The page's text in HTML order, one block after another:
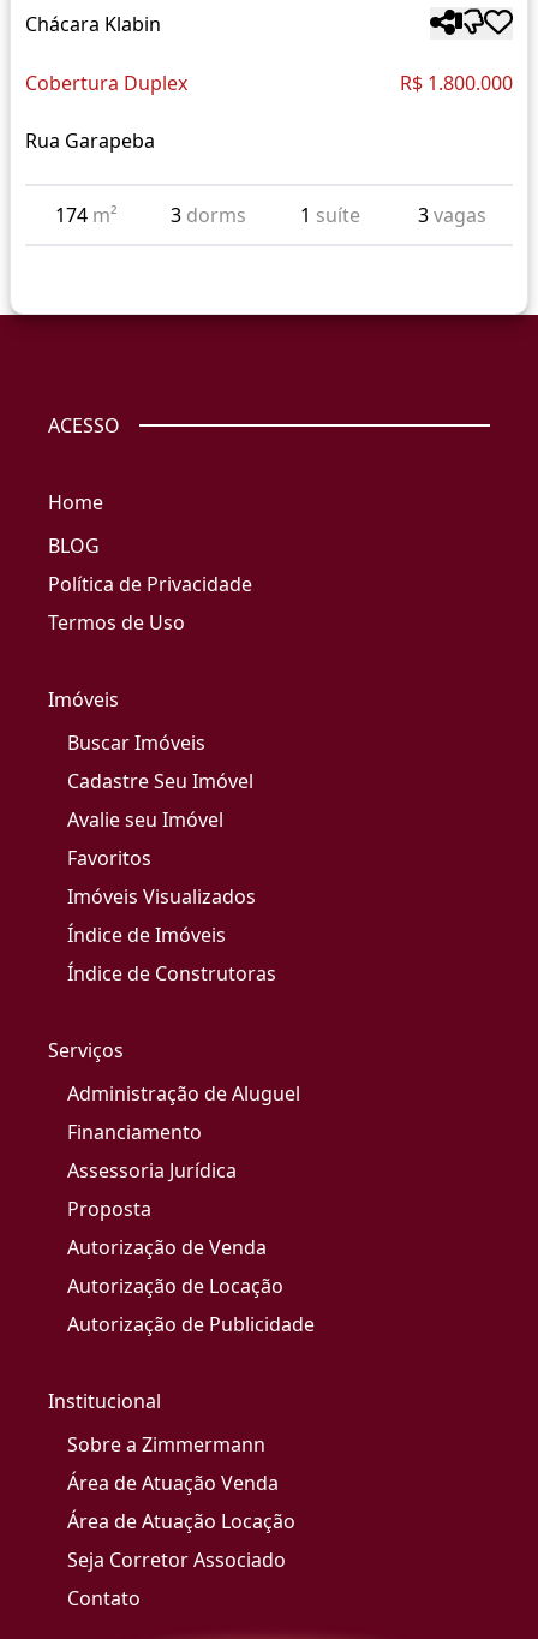
Chácara Klabin
Cobertura Duplex R$ 1.800.000
Rua Garapeba
174 m² 3 dorms 1 suíte 3vagas
ACESSO
Home
BLOG
Política de Privacidade
Termos de Uso
Imóveis
Buscar Imóveis
Cadastre Seu Imóvel
Avalie seu Imóvel
Favoritos
Imóveis Visualizados
Índice de Imóveis
Índice de Construtoras
Serviços
Administração de Aluguel
Financiamento
Assessoria Jurídica
Proposta
Autorização de Venda
Autorização de Locação
Autorização de Publicidade
Institucional
Sobre a Zimmermann
Área de Atuação Venda
Área de Atuação Locação
Seja Corretor Associado
Contato